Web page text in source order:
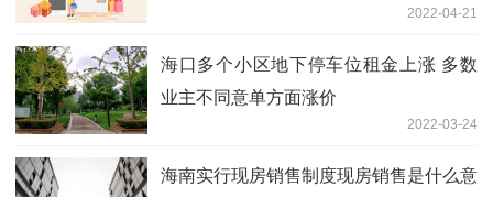
2022-04-21
海口多个小区地下停车位租金上涨 多数
业主不同意单方面涨价
2022-03-24
海南实行现房销售制度现房销售是什么意